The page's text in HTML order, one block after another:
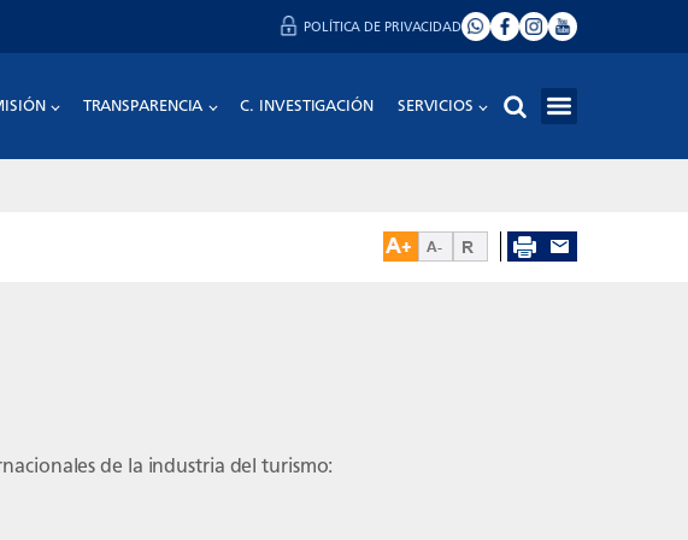
POLÍTICA DE PRIVACIDAD
TRANSPARENCIA C. INVESTIGACIÓN SERVICIOS
de la industria del turismo: